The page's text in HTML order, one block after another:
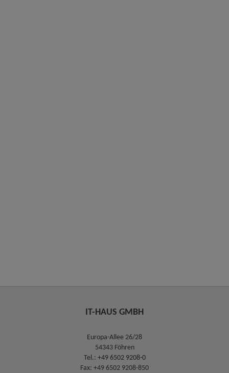
IT-HAUS GMBH
Europa-Allee 26/28
54343 Föhren
Tel.: +49 6502 9208-0
Fax: +49 6502 9208-850